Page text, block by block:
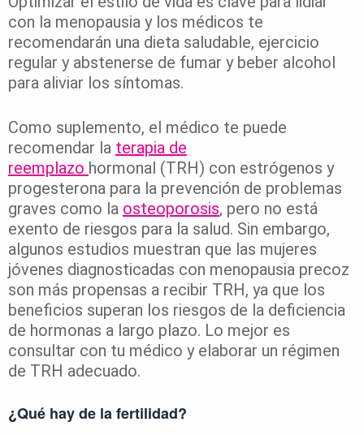
con la menopausia y los médicos te
recomendarán una dieta saludable, ejercicio
regular y abstenerse de fumar y beber alcohol
para aliviar los síntomas.
Como suplemento, el médico te puede
recomendar la terapia de
reemplazo hormonal (TRH) con estrógenos y
progesterona para la prevención de problemas
graves como la osteoporosis, pero no está
exento de riesgos para la salud. Sin embargo,
algunos estudios muestran que las mujeres
jóvenes diagnosticadas con menopausia precoz
son más propensas a recibir TRH, ya que los
beneficios superan los riesgos de la deficiencia
de hormonas a largo plazo. Lo mejor es
consultar con tu médico y elaborar un régimen
de TRH adecuado.
¿Qué hay de la fertilidad?